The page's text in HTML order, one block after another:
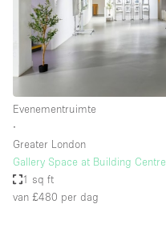
Evenementruimte
∙
Greater London
Gallery Space at Building Centre
1 sq ft
van £480 per dag